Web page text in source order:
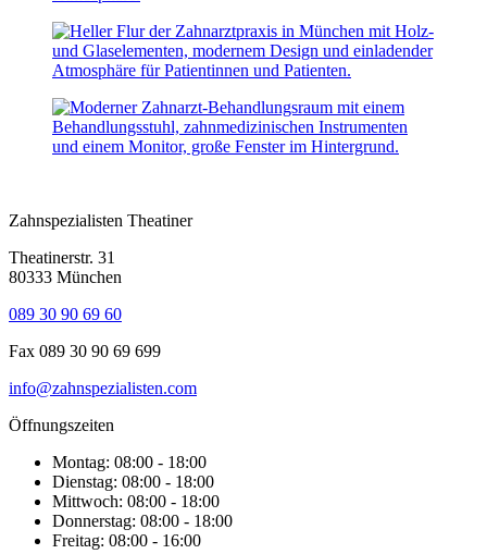
Zahnspezialisten Theatiner
Theatinerstr. 31
80333 München
089 30 90 69 60
Fax 089 30 90 69 699
info@zahnspezialisten.com
Öffnungszeiten
Montag: 08:00 - 18:00
Dienstag: 08:00 - 18:00
Mittwoch: 08:00 - 18:00
Donnerstag: 08:00 - 18:00
Freitag: 08:00 - 16:00